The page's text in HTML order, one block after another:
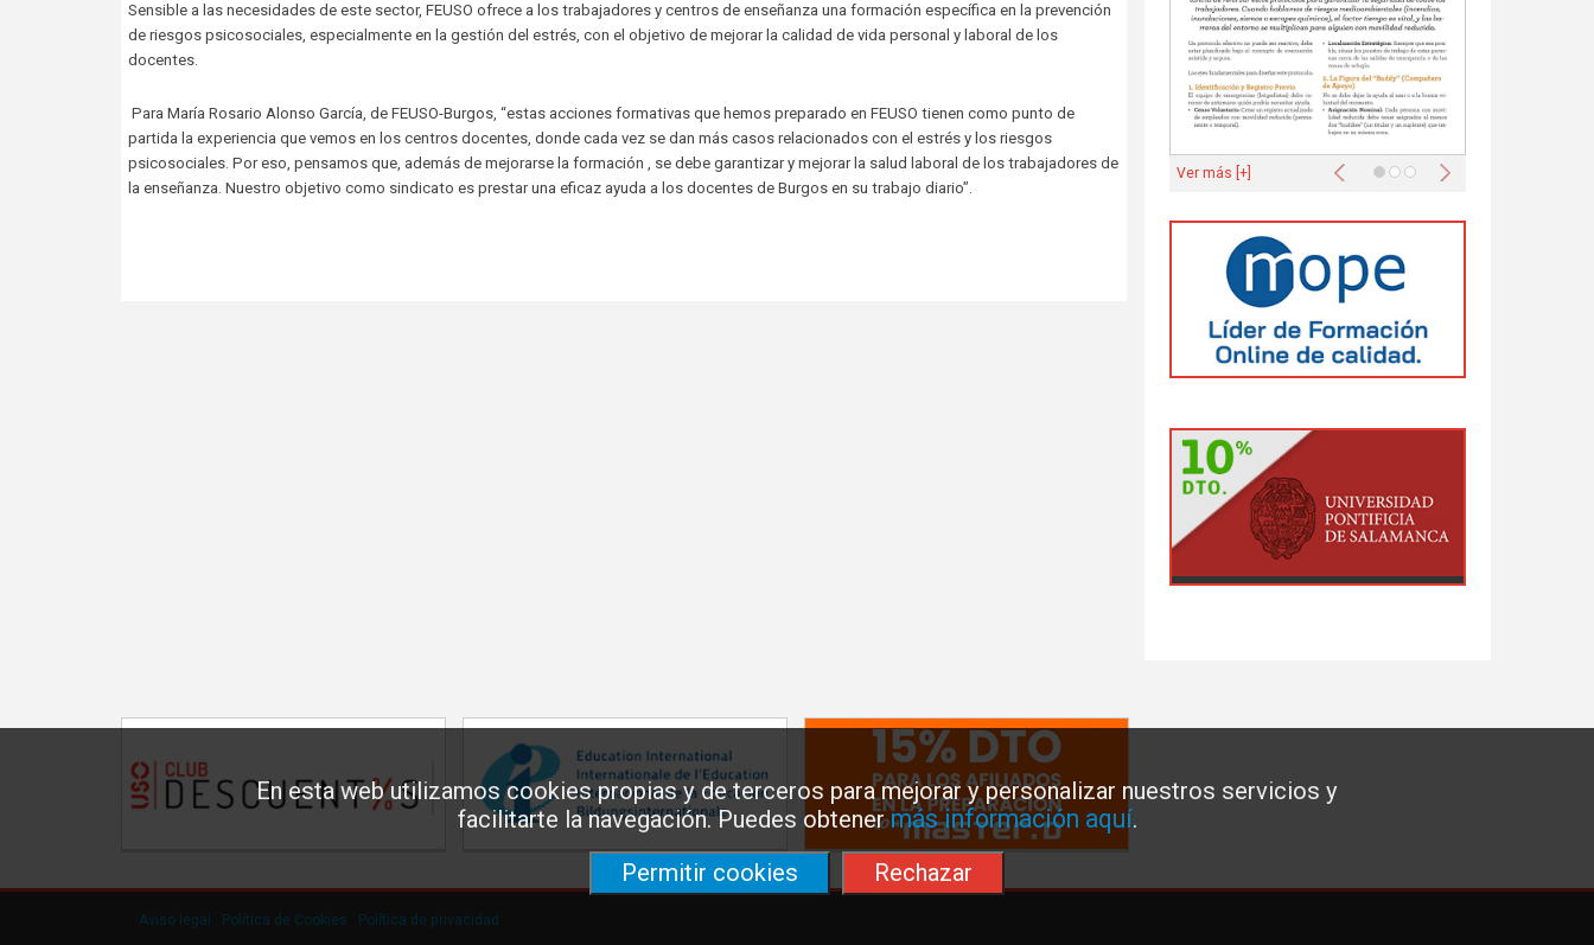
En esta web utilizamos cookies propias y de terceros para mejorar y personalizar nuestros servicios y
facilitarte la navegación. Puedes obtenermás información aquí.
Permitir cookies
Rechazar
Sensible a las necesidades de este sector, FEUSO ofrece a los trabajadores y centros de enseñanza una formación específica en la prevención
de riesgos psicosociales, especialmente en la gestión del estrés, con el objetivo de mejorar la calidad de vida personal y laboral de los
docentes.
Para María Rosario Alonso García, de FEUSO-Burgos, “estas acciones formativas que hemos preparado en FEUSO tienen como punto de
partida la experiencia que vemos en los centros docentes, donde cada vez se dan más casos relacionados con el estrés y los riesgos
psicosociales. Por eso, pensamos que, además de mejorarse la formación , se debe garantizar y mejorar la salud laboral de los trabajadores de
la enseñanza. Nuestro objetivo como sindicato es prestar una eficaz ayuda a los docentes de Burgos en su trabajo diario”.
Anterior Siguiente
Ver más [+]
Aviso legal Política de Cookies Política de privacidad